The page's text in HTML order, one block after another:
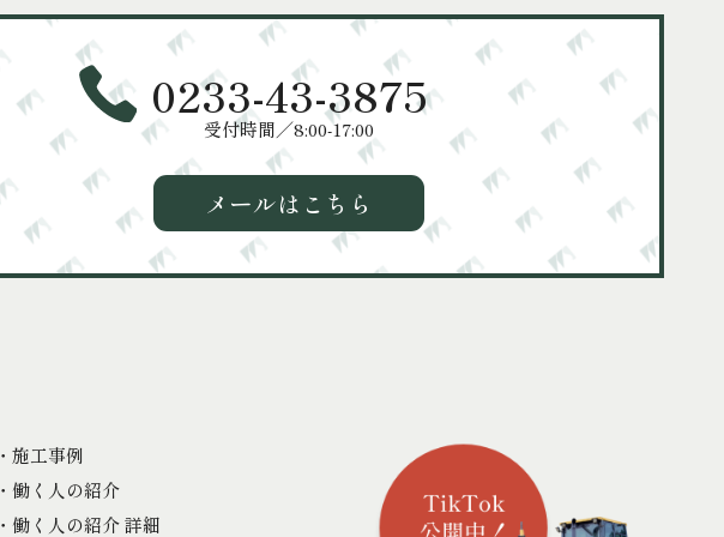
0233-43-3875
受付時間／8:00-17:00
メールはこちら
・施工事例
・働く人の紹介
・働く人の紹介 詳細